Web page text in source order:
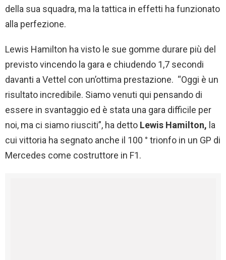
della sua squadra, ma la tattica in effetti ha funzionato
alla perfezione.
Lewis Hamilton ha visto le sue gomme durare più del
previsto vincendo la gara e chiudendo 1,7 secondi
davanti a Vettel con un’ottima prestazione. “Oggi è un
risultato incredibile. Siamo venuti qui pensando di
essere in svantaggio ed è stata una gara difficile per
noi, ma ci siamo riusciti”, ha detto Lewis Hamilton, la
cui vittoria ha segnato anche il 100 ° trionfo in un GP di
Mercedes come costruttore in F1.